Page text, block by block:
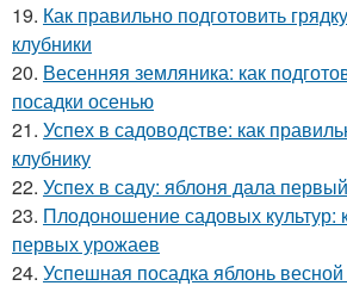
19. Как правильно подготовить
клубники
20. Весенняя земляника: как
посадки осенью
21. Успех в садоводстве: как
клубнику
22. Успех в саду: яблоня дала
23. Плодоношение садовых культур:
первых урожаев
24. Успешная посадка яблонь